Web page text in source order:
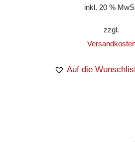
inkl. 20 %
zzgl.
Auf die